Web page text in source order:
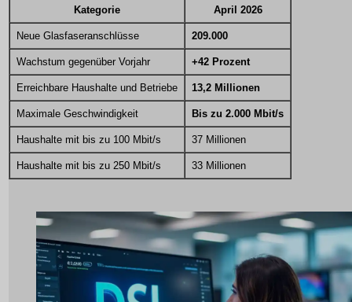
Kategorie April 2026
Neue Glasfaseranschlüsse 209.000
Wachstum gegenüber Vorjahr +42 Prozent
Erreichbare Haushalte und Betriebe 13,2 Millionen
Maximale Geschwindigkeit Bis zu 2.000 Mbit/s
Haushalte mit bis zu 100 Mbit/s 37 Millionen
Haushalte mit bis zu 250 Mbit/s 33 Millionen